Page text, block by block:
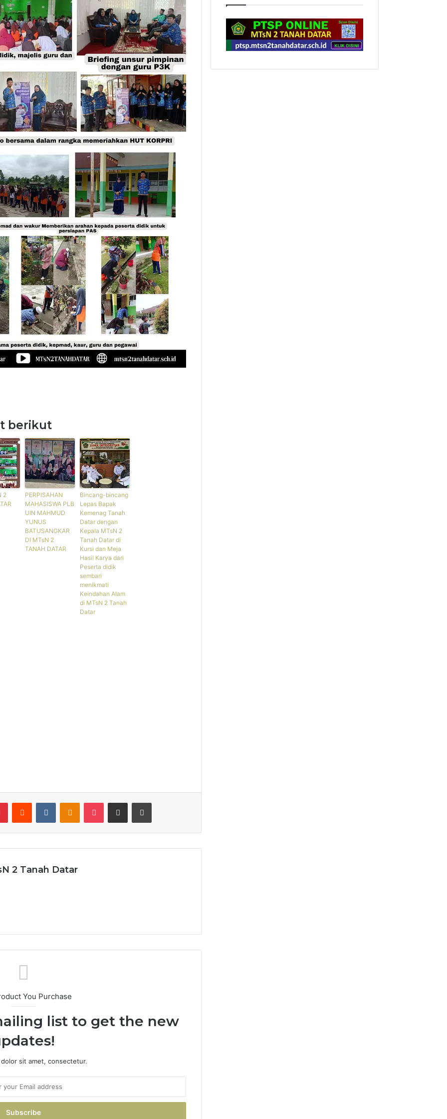
berikut
2
PERPISAHAN
MAHASISWA PLB
UIN MAHMUD
YUNUS
BATUSANGKAR
DI MTsN 2
TANAH DATAR
Bincang-bincang
Lepas Bapak
Kemenag Tanah
Datar dengan
Kepala MTsN 2
Tanah Datar di
Kursi dan Meja
Hasil Karya dari
Peserta didik
sembari
menikmati
Keindahan Alam
di MTsN 2 Tanah
Datar
PinterestReddit VKontakteOdnoklassniki
Pocket Share via Email Print
2 Tanah Datar
You Purchase
list to get the new
dolor sit amet, consectetur.